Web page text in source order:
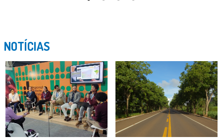
NOTÍCIAS